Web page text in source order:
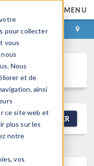
pour collecter
vous
Nous
et de
ainsi
ce site web et
plus sur les
notre
vos
MENU
CONTACT
FILTRER